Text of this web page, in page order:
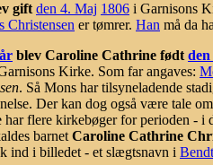
gift den 4. Maj 1806 i Garnisons
Christensen er tømrer. Han må da
blev Caroline Cathrine født
Kirke. Som far angaves:
. Så Mons har tilsyneladende
Der kan dog også være tale
har flere kirkebøger for perioden -
barnet Caroline Cathrine
ind i billedet - et slægtsnavn i